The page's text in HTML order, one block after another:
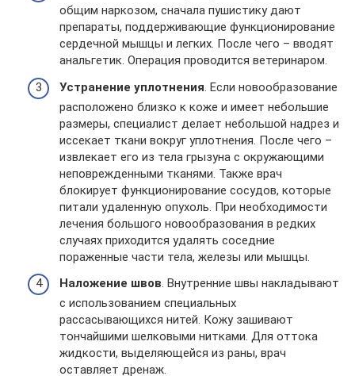
общим наркозом, сначала пушистику дают
препараты, поддерживающие функционирование
сердечной мышцы и легких. После чего – вводят
анальгетик. Операция проводится ветеринаром.
Устранение уплотнения . Если новообразование
расположено близко к коже и имеет небольшие
размеры, специалист делает небольшой надрез и
иссекает ткани вокруг уплотнения. После чего –
извлекает его из тела грызуна с окружающими
неповрежденными тканями. Также врач
блокирует функционирование сосудов, которые
питали удаленную опухоль. При необходимости
лечения большого новообразования в редких
случаях приходится удалять соседние
пораженные части тела, железы или мышцы.
Наложение швов. Внутренние швы накладывают
с использованием специальных
рассасывающихся нитей. Кожу зашивают
тончайшими шелковыми нитками. Для оттока
жидкости, выделяющейся из раны, врач
оставляет дренаж.